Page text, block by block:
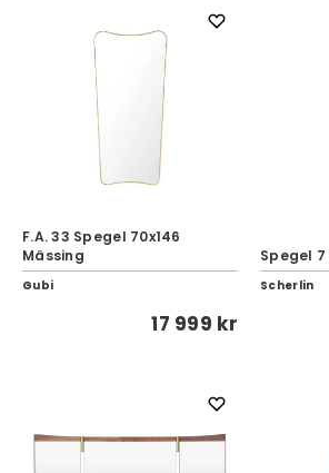
F.A. 33 Spegel 70x146
Mässing
Gubi
17 999 kr
Spegel 7
Scherlin